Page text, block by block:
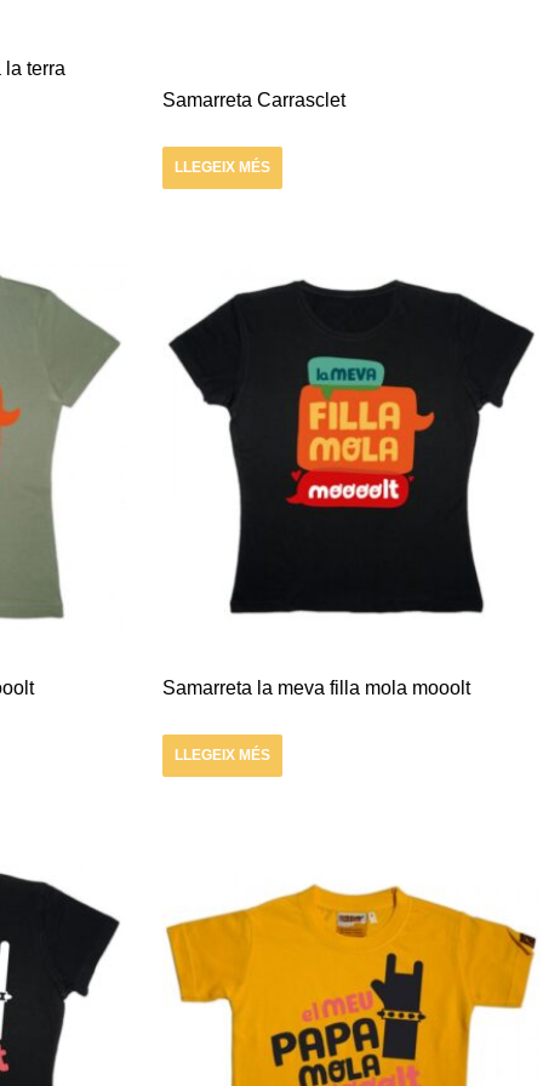
la terra
Samarreta Carrasclet
LLEGEIX MÉS
Samarreta la meva filla mola mooolt
LLEGEIX MÉS